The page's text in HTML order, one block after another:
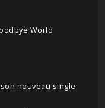
World
nouveau single